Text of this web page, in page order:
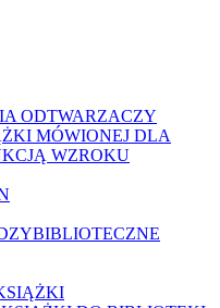
ODTWARZACZY
MÓWIONEJ DLA
WZROKU